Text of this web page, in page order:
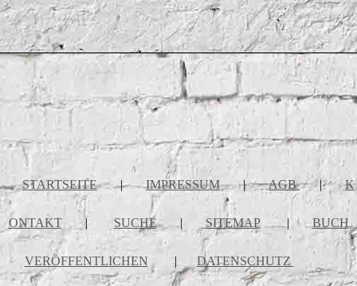
STARTSEITE | IMPRESSUM | AGB | K
ONTAKT | SUCHE | SITEMAP | BUCH
VERÖFFENTLICHEN | DATENSCHUTZ